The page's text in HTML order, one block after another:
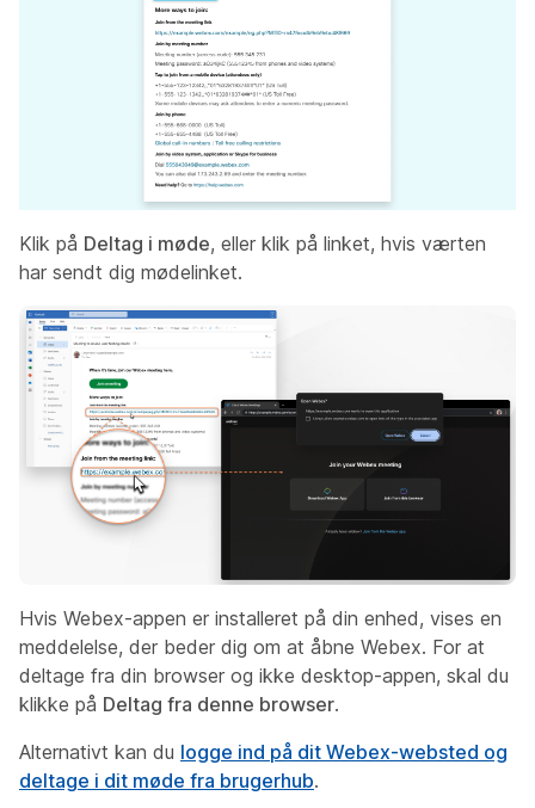
Klik på Deltag i møde, eller klik på linket, hvis værten
har sendt dig mødelinket.
Hvis Webex-appen er installeret på din enhed, vises en
meddelelse, der beder dig om at åbne Webex. For at
deltage fra din browser og ikke desktop-appen, skal du
klikke på Deltag fra denne browser.
Alternativt kan du logge ind på dit Webex-websted og
deltage i dit møde fra brugerhub.